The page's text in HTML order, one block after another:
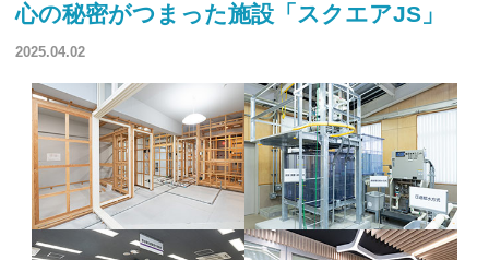
心の秘密がつまった施設「スクエアJS」
2025.04.02